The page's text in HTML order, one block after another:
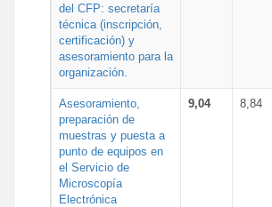
del CFP: secretaría
técnica (inscripción,
certificación) y
asesoramiento para la
organización.
Asesoramiento,
preparación de
muestras y puesta a
punto de equipos en
el Servicio de
Microscopía
Electrónica
9,04 8,84